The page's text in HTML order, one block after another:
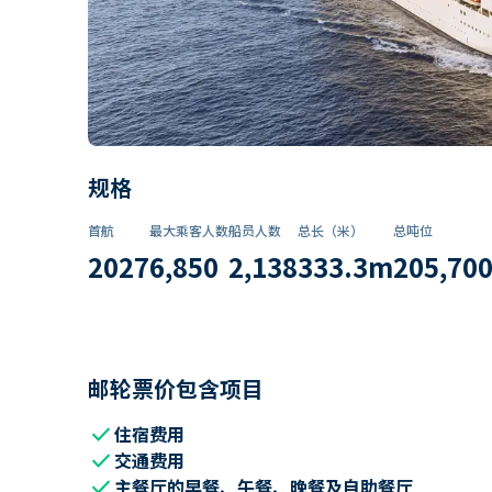
规格
首航
2027
最大乘客人数
6,850
船员人数
2,138
总长（米）
333.3m
总吨位
205,700
邮轮票价包含项目
check住宿费用
check 交通费用
主餐厅的早餐、午餐、晚餐及自助餐厅